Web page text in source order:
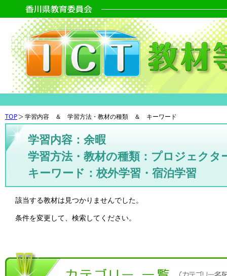
TOP 学習内容 ＆ 学習方法・教材の種類 ＆ キーワード
学習内容：余暇
学習方法・教材の種類：プロジェクタ
キーワード：校外学習・宿泊学習
該当する教材は見つかりませんでした。
条件を変更して、検索してください。